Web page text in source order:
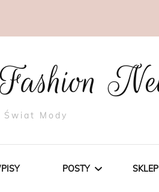
Świat Mody
POSTY SKLEP